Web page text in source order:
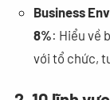
Business
8%: Hiểu về
với tổ chức,